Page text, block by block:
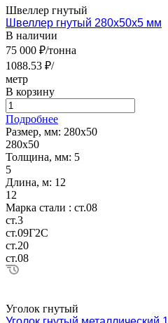
Швеллер гнутый
Швеллер гнутый 280х50х5 мм
В наличии
75 000 ₽/тонна
1088.53 ₽/
метр
В корзину
Подробнее
Размер, мм: 280х50
280х50
Толщина, мм: 5
5
Длина, м: 12
12
Марка стали : ст.08
ст.3
ст.09Г2С
ст.20
ст.08
Уголок гнутый